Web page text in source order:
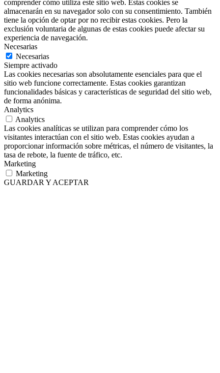
comprender cómo utiliza este sitio web. Estas cookies se
almacenarán en su navegador solo con su consentimiento. También
tiene la opción de optar por no recibir estas cookies. Pero la
exclusión voluntaria de algunas de estas cookies puede afectar su
experiencia de navegación.
Necesarias
Necesarias
Siempre activado
Las cookies necesarias son absolutamente esenciales para que el
sitio web funcione correctamente. Estas cookies garantizan
funcionalidades básicas y características de seguridad del sitio web,
de forma anónima.
Analytics
Analytics
Las cookies analíticas se utilizan para comprender cómo los
visitantes interactúan con el sitio web. Estas cookies ayudan a
proporcionar información sobre métricas, el número de visitantes, la
tasa de rebote, la fuente de tráfico, etc.
Marketing
Marketing
GUARDAR Y ACEPTAR